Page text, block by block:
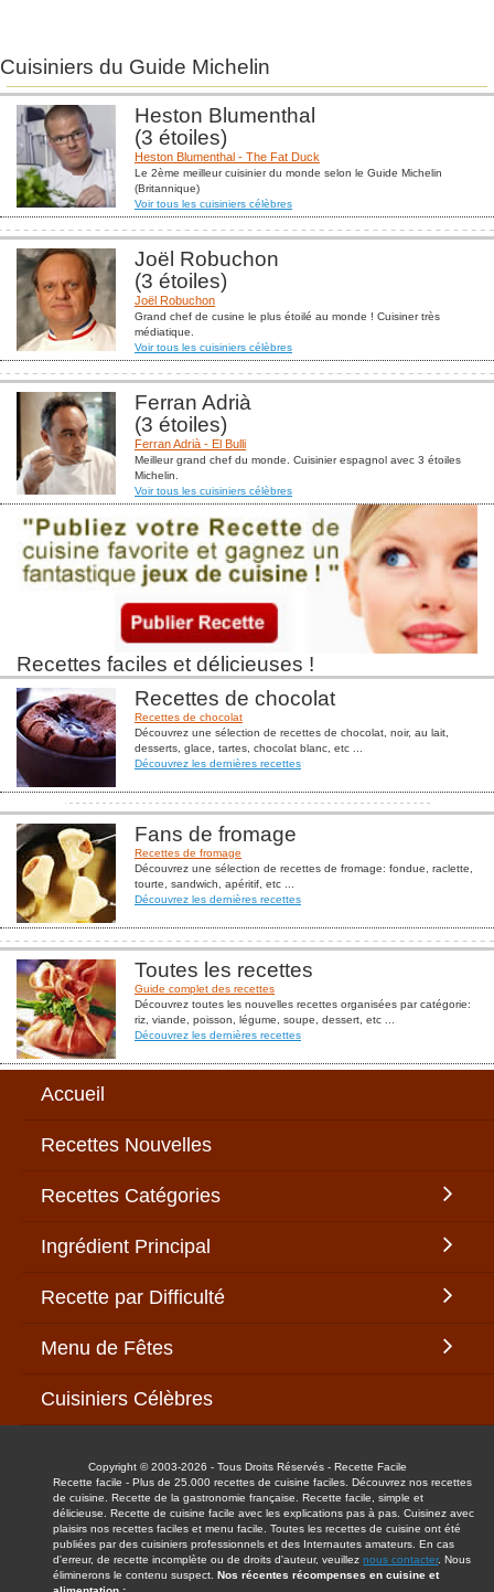
Cuisiniers du Guide Michelin
Heston Blumenthal
(3 étoiles)
Heston Blumenthal - The Fat Duck
Le 2ème meilleur cuisinier du monde selon le Guide Michelin
(Britannique)
Voir tous les cuisiniers célèbres
Joël Robuchon
(3 étoiles)
Joël Robuchon
Grand chef de cusine le plus étoilé au monde ! Cuisiner très
médiatique.
Voir tous les cuisiniers célèbres
Ferran Adrià
(3 étoiles)
Ferran Adrià - El Bulli
Meilleur grand chef du monde. Cuisinier espagnol avec 3 étoiles
Michelin.
Voir tous les cuisiniers célèbres
Recettes faciles et délicieuses !
Recettes de chocolat
Recettes de chocolat
Découvrez une sélection de recettes de chocolat, noir, au lait,
desserts, glace, tartes, chocolat blanc, etc ...
Découvrez les dernières recettes
Fans de fromage
Recettes de fromage
Découvrez une sélection de recettes de fromage: fondue, raclette,
tourte, sandwich, apéritif, etc ...
Découvrez les dernières recettes
Toutes les recettes
Guide complet des recettes
Découvrez toutes les nouvelles recettes organisées par catégorie:
riz, viande, poisson, légume, soupe, dessert, etc ...
Découvrez les dernières recettes
Accueil
Recettes Nouvelles
Recettes Catégories
Ingrédient Principal
Recette par Difficulté
Menu de Fêtes
Cuisiniers Célèbres
Copyright © 2003-2026 - Tous Droits Réservés - Recette Facile
Recette facile - Plus de 25.000 recettes de cuisine faciles. Découvrez nos recettes
de cuisine. Recette de la gastronomie française. Recette facile, simple et
délicieuse. Recette de cuisine facile avec les explications pas à pas. Cuisinez avec
plaisirs nos recettes faciles et menu facile. Toutes les recettes de cuisine ont été
publiées par des cuisiniers professionnels et des Internautes amateurs. En cas
d'erreur, de recette incomplète ou de droits d'auteur, veuilleznous contacter. Nous
éliminerons le contenu suspect.Nos récentes récompenses en cuisine et